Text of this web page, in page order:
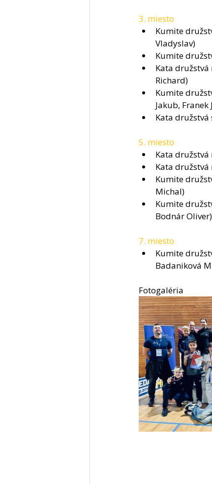
3. miesto
Kumite
Vladyslav)
Kumite
Kata družstvá
Richard)
Kumite družstvá chlapci 6-7 roční
Jakub, Franek
Kata družstvá
5. miesto
Kata družstvá
Kata
Kumite
Michal)
Kumite
Bodnár Oliver)
7. miesto
Kumite družstvá staršie
Badaniková
Fotogaléria